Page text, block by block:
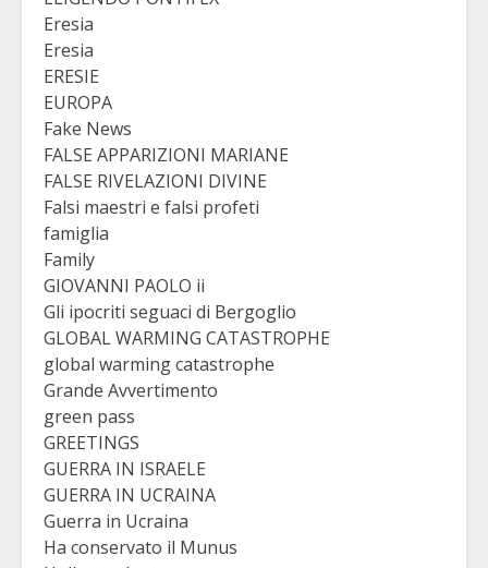
Eresia
Eresia
ERESIE
EUROPA
Fake News
FALSE APPARIZIONI MARIANE
FALSE RIVELAZIONI DIVINE
Falsi maestri e falsi profeti
famiglia
Family
GIOVANNI PAOLO ii
Gli ipocriti seguaci di Bergoglio
GLOBAL WARMING CATASTROPHE
global warming catastrophe
Grande Avvertimento
green pass
GREETINGS
GUERRA IN ISRAELE
GUERRA IN UCRAINA
Guerra in Ucraina
Ha conservato il Munus